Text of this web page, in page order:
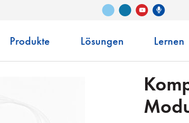
Vimeo LinkedInYouTube
Produkte Lösungen Lernen